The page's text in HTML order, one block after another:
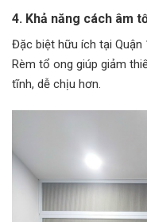
4. Khả năng cách âm
Đặc biệt hữu ích tại Quận
Rèm tổ ong giúp giảm
tĩnh, dễ chịu hơn.